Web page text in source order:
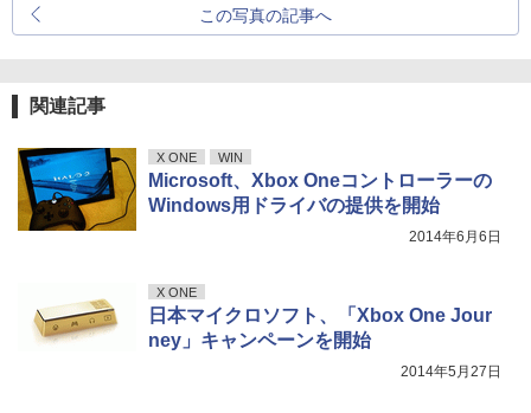
この写真の記事へ
関連記事
X ONE WIN
Microsoft、Xbox Oneコントローラーの
Windows用ドライバの提供を開始
2014年6月6日
X ONE
日本マイクロソフト、「Xbox One Jour
ney」キャンペーンを開始
2014年5月27日